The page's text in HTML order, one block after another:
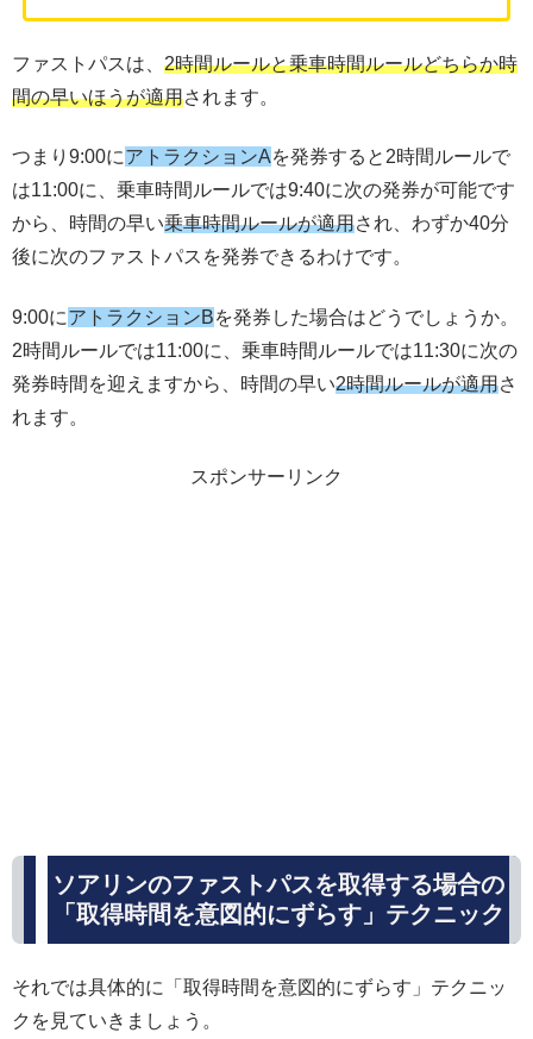
ファストパスは、 2時間ルールと乗車時間ルールどちらか時
間の早いほうが適用されます。
つまり9:00にアトラクションAを発券すると2時間ルールで
は11:00に、乗車時間ルールでは9:40に次の発券が可能です
から、時間の早い乗車時間ルールが適用され、わずか40分
後に次のファストパスを発券できるわけです。
9:00にアトラクションBを発券した場合はどうでしょうか。
2時間ルールでは11:00に、乗車時間ルールでは11:30に次の
発券時間を迎えますから、時間の早い2時間ルールが適用さ
れます。
スポンサーリンク
ソアリンのファストパスを取得する場合の
「取得時間を意図的にずらす」テクニック
それでは具体的に「取得時間を意図的にずらす」テクニッ
クを見ていきましょう。